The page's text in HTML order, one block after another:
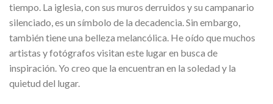
tiempo. La iglesia, con sus muros derruidos y su campanario
silenciado, es un símbolo de la decadencia. Sin embargo,
también tiene una belleza melancólica. He oído que muchos
artistas y fotógrafos visitan este lugar en busca de
inspiración. Yo creo que la encuentran en la soledad y la
quietud del lugar.